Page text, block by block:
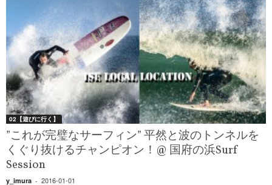
02【遊びに行く】
”これが完璧なサーフィン” 平然と波のトンネルを
くぐり抜けるチャンピオン！@ 国府の浜Surf
Session
y_imura - 2016-01-01